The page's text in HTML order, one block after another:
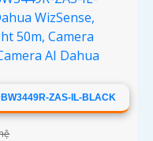
ZAS-IL-BLACK